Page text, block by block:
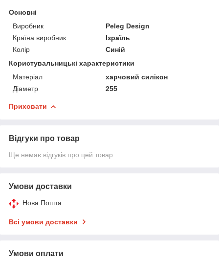
Основні
Виробник
Peleg Design
Країна виробник
Ізраїль
Колір
Синій
Користувальницькі характеристики
Матеріал
харчовий силікон
Діаметр
255
Приховати
Відгуки про товар
Ще немає відгуків про цей товар
Умови доставки
Нова Пошта
Всі умови доставки
Умови оплати